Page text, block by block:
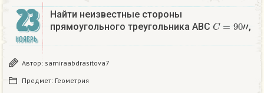
23
НОЯБРЬ
Найти неизвестные стороны
прямоугольного треугольника ABCC= 90″ ,
Автор: samiraabdrasitova7
Предмет: Геометрия